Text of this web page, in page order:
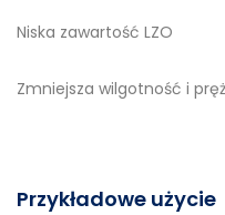
Niska zawartość LZO
Zmniejsza wilgotność i
Przykładowe użycie